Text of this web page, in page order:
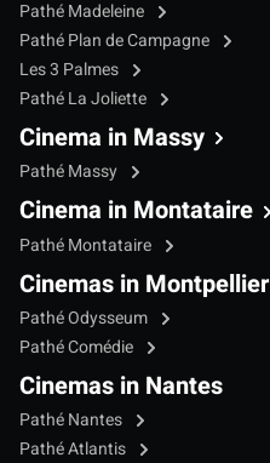
Pathé Madeleine
Pathé Plan de Campagne
Les 3 Palmes
Pathé La Joliette
Cinema in Massy
Pathé Massy
Cinema in Montataire
Pathé Montataire
Cinemas in Montpellier
Pathé Odysseum
Pathé Comédie
Cinemas in Nantes
Pathé Nantes
Pathé Atlantis